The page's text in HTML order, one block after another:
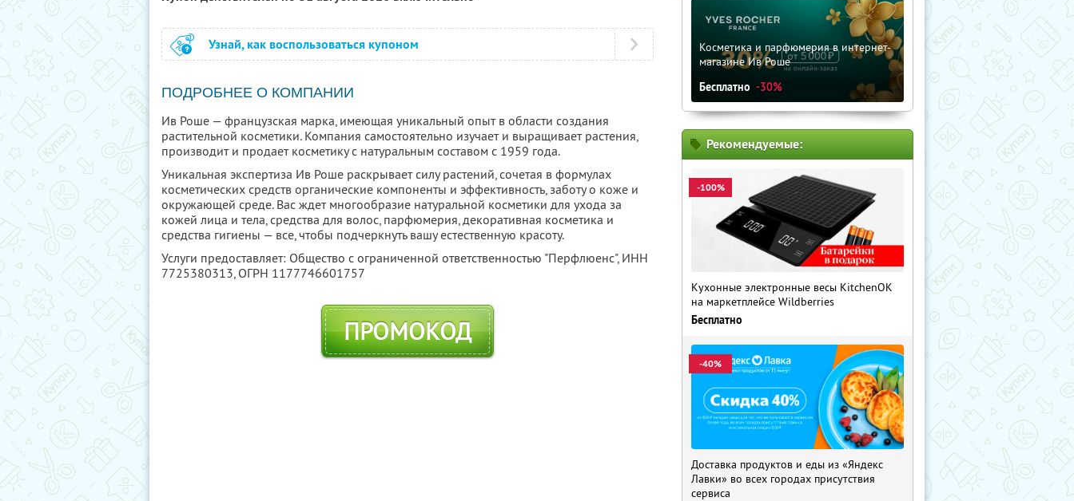
Узнай, как воспользоваться купоном
ПОДРОБНЕЕ О КОМПАНИИ
Ив Роше — французская марка, имеющая уникальный опыт в области создания
растительной косметики. Компания самостоятельно изучает и выращивает растения,
производит и продает косметику с натуральным составом с 1959 года.
Уникальная экспертиза Ив Роше раскрывает силу растений, сочетая в формулах
косметических средств органические компоненты и эффективность, заботу о коже и
окружающей среде. Вас ждет многообразие натуральной косметики для ухода за
кожей лица и тела, средства для волос, парфюмерия, декоративная косметика и
средства гигиены — все, чтобы подчеркнуть вашу естественную красоту.
Услуги предоставляет: Общество с ограниченной ответственностью "Перфлюенс", ИНН
7725380313, ОГРН 1177746601757
ПРОМОКОД
Косметика и парфюмерия в интернет-
магазине Ив Роше
Бесплатно -30%
Рекомендуемые:
-100%
Кухонные электронные весы KitchenOK
на маркетплейсе Wildberries
Бесплатно
-40%
Доставка продуктов и еды из «Яндекс
Лавки» во всех городах присутствия
сервиса